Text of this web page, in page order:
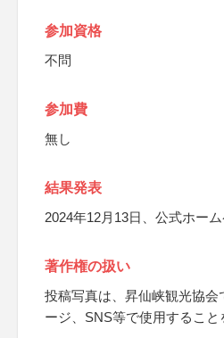
参加資格
不問
参加費
無し
結果発表
2024年12月13日、公式ホー
著作権の扱い
投稿写真は、昇仙峡観光協
ージ、SNS等で使用するこ